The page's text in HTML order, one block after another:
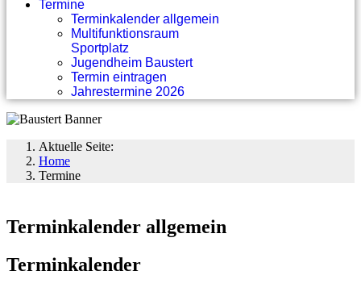
Termine
Terminkalender allgemein
Multifunktionsraum
Sportplatz
Jugendheim Baustert
Termin eintragen
Jahrestermine 2026
Aktuelle Seite:
Home
Termine
Terminkalender allgemein
Terminkalender